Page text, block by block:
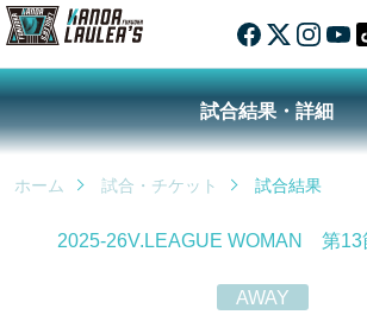
試合結果・詳細
ホーム 試合・チケット 試合結果
2025-26V.LEAGUE WOMAN 第
AWAY